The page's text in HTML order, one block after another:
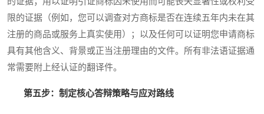
限的证据（例如，您可以调查对方商标是否在连续五年内未在其
注册的商品或服务上真实使用）；以及任何可以证明您申请商标
具有其他含义、背景或正当注册理由的文件。所有非法语证据通
常需要附上经认证的翻译件。
第五步：制定核心答辩策略与应对路线